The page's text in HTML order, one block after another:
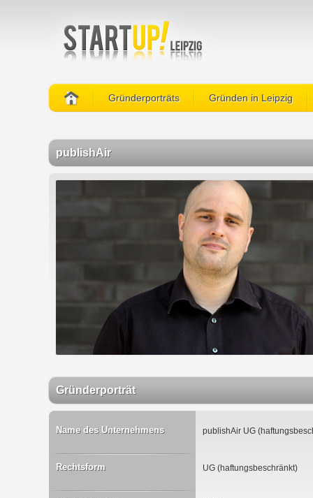
Gründerporträts Gründen in Leipzig
publishAir
Gründerporträt
Name des Unternehmens publishAir UG
Rechtsform UG (haftungsbeschränkt)